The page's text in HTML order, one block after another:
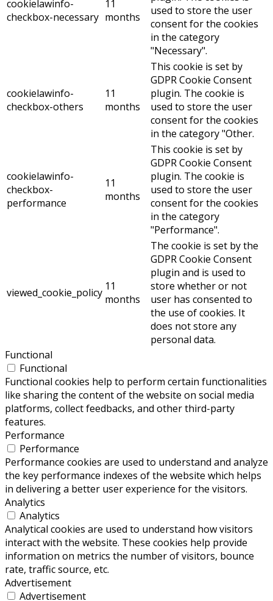
cookielawinfo-
checkbox-necessary
11
months
used to store the user
consent for the cookies
in the category
"Necessary".
cookielawinfo-
checkbox-others
11
months
This cookie is set by
GDPR Cookie Consent
plugin. The cookie is
used to store the user
consent for the cookies
in the category "Other.
cookielawinfo-
checkbox-
performance
11
months
This cookie is set by
GDPR Cookie Consent
plugin. The cookie is
used to store the user
consent for the cookies
in the category
"Performance".
viewed_cookie_policy 11
months
The cookie is set by the
GDPR Cookie Consent
plugin and is used to
store whether or not
user has consented to
the use of cookies. It
does not store any
personal data.
Functional
Functional
Functional cookies help to perform certain functionalities
like sharing the content of the website on social media
platforms, collect feedbacks, and other third-party
features.
Performance
Performance
Performance cookies are used to understand and analyze
the key performance indexes of the website which helps
in delivering a better user experience for the visitors.
Analytics
Analytics
Analytical cookies are used to understand how visitors
interact with the website. These cookies help provide
information on metrics the number of visitors, bounce
rate, traffic source, etc.
Advertisement
Advertisement